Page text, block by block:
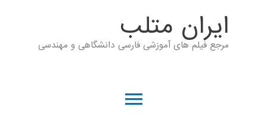
ايران متلب
مرجع فیلم های آموزشی فارسی دانشگاهی و مهندسی
فهرست